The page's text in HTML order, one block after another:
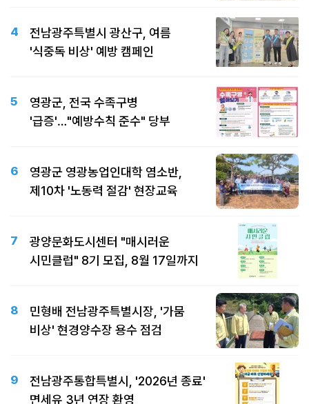
4
전남광주특별시 광산구, 여름
'식중독 비상' 예방 캠페인
5
영광군, 전국 수족구병
'급증'…"예방수칙 준수" 당부
6
영광군 영광농업인대학 염소반,
제10차 '노동력 절감' 현장교육
7
광양문화도시센터 "매시러운
시민클럽" 8기 모집, 8월 17일까지
8
민형배 전남광주특별시장, '가뭄
비상' 현경양수장 용수 점검
9
전남광주통합특별시, '2026년 종료'
면세유 3년 연장 환영